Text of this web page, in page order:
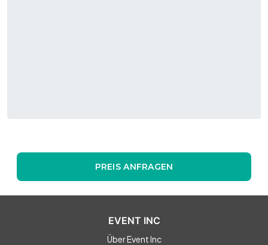
PREIS ANFRAGEN
EVENT INC
Über Event Inc